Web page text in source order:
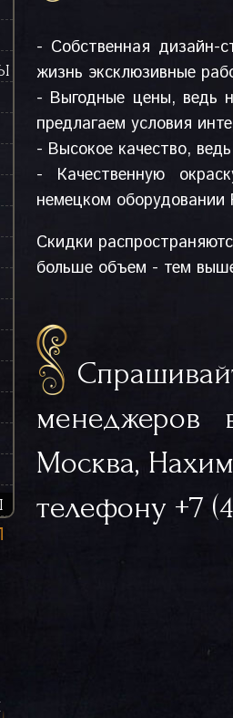
- Собственная дизайн-
жизнь эксклюзивные
- Выгодные цены, ведь
предлагаем условия
- Высокое качество,
- Качественную
немецком оборудовании
Скидки
больше объем - тем
Москва,
телефону +7